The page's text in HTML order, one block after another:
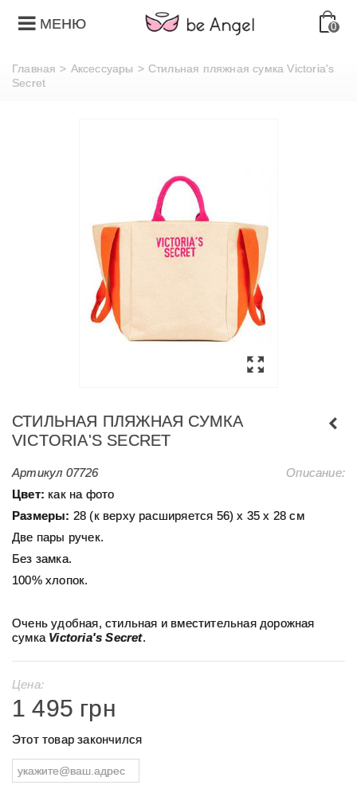
МЕНЮ 0
Главная > Аксессуары > Стильная пляжная сумка Victoria's
Secret
СТИЛЬНАЯ ПЛЯЖНАЯ СУМКА
VICTORIA'S SECRET
Артикул 07726
Описание:
Цвет: как на фото
Размеры: 28 (к верху расширяется 56) х 35 х 28 см
Две пары ручек.
Без замка.
100% хлопок.
Очень удобная, стильная и вместительная дорожная
сумка Victoria's Secret.
Цена:
1 495 грн
Этот товар закончился